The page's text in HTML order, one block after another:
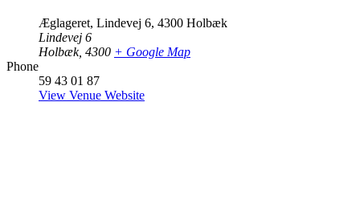
Æglageret, Lindevej 6, 4300 Holbæk
Lindevej 6
Holbæk, 4300 + Google Map
Phone
59 43 01 87
View Venue Website